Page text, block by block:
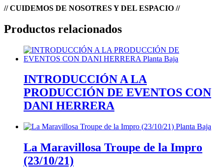
// CUIDEMOS DE NOSOTRES Y DEL ESPACIO //
Productos relacionados
INTRODUCCIÓN A LA
PRODUCCIÓN DE EVENTOS CON
DANI HERRERA
La Maravillosa Troupe de la Impro
(23/10/21)